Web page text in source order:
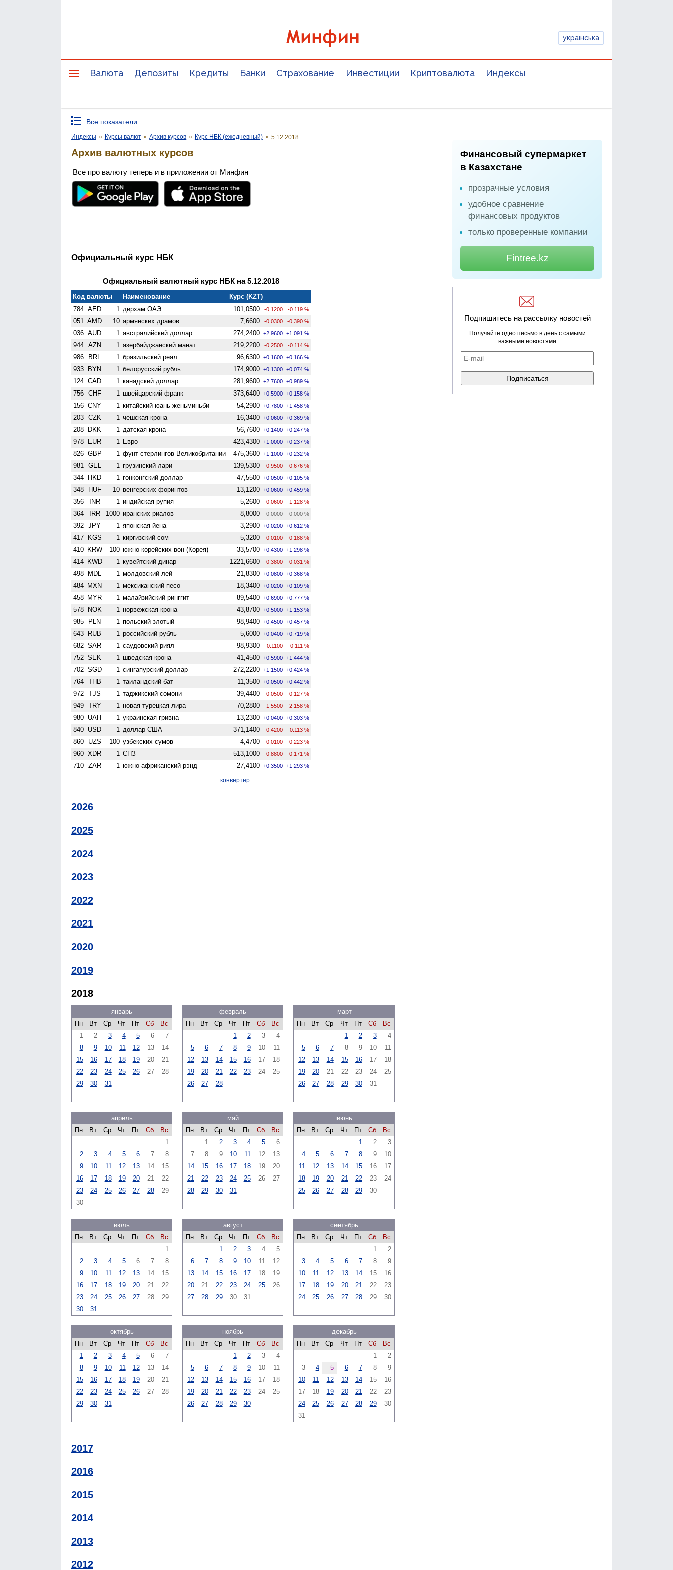
українська
Валюта Депозиты Кредиты Банки Страхование Инвестиции Криптовалюта Индексы
Все показатели
Индексы » Курсы валют » Архив курсов » Курс НБК (ежедневный) » 5.12.2018
Архив валютных курсов
Все про валюту теперь и в приложении от Минфин
Официальный курс НБК
Официальный валютный курс НБК на 5.12.2018
Код валюты Наименование
Курс (KZT)
784 AED 1 дирхам ОАЭ 101,0500 -0.1200 -0.119 %
051 AMD 10 армянских драмов 7,6600 -0.0300 -0.390 %
036 AUD 1 австралийский доллар 274,2400 +2.9600 +1.091 %
944 AZN 1 азербайджанский манат 219,2200 -0.2500 -0.114 %
986 BRL 1 бразильский реал 96,6300 +0.1600 +0.166 %
933 BYN 1 белорусский рубль 174,9000 +0.1300 +0.074 %
124 CAD 1 канадский доллар 281,9600 +2.7600 +0.989 %
756 CHF 1 швейцарский франк 373,6400 +0.5900 +0.158 %
156 CNY 1 китайский юань женьминьби 54,2900 +0.7800 +1.458 %
203 CZK 1 чешская крона 16,3400 +0.0600 +0.369 %
208 DKK 1 датская крона 56,7600 +0.1400 +0.247 %
978 EUR 1 Евро 423,4300 +1.0000 +0.237 %
826 GBP 1 фунт стерлингов Велико­британии 475,3600 +1.1000 +0.232 %
981 GEL 1 грузинский лари 139,5300 -0.9500 -0.676 %
344 HKD 1 гонконгский доллар 47,5500 +0.0500 +0.105 %
348 HUF 10 венгерских форинтов 13,1200 +0.0600 +0.459 %
356 INR 1 индийская рупия 5,2600 -0.0600 -1.128 %
364 IRR 1000 иранских риалов 8,8000 0.0000 0.000 %
392 JPY 1 японская йена 3,2900 +0.0200 +0.612 %
417 KGS 1 киргизский сом 5,3200 -0.0100 -0.188 %
410 KRW 100 южно-корейских вон (Корея) 33,5700 +0.4300 +1.298 %
414 KWD 1 кувейтский динар 1221,6600 -0.3800 -0.031 %
498 MDL 1 молдовский лей 21,8300 +0.0800 +0.368 %
484 MXN 1 мексиканский песо 18,3400 +0.0200 +0.109 %
458 MYR 1 малайзийский ринггит 89,5400 +0.6900 +0.777 %
578 NOK 1 норвежская крона 43,8700 +0.5000 +1.153 %
985 PLN 1 польский злотый 98,9400 +0.4500 +0.457 %
643 RUB 1 российский рубль 5,6000 +0.0400 +0.719 %
682 SAR 1 саудовский риял 98,9300 -0.1100 -0.111 %
752 SEK 1 шведская крона 41,4500 +0.5900 +1.444 %
702 SGD 1 сингапурский доллар 272,2200 +1.1500 +0.424 %
764 THB 1 таиландский бат 11,3500 +0.0500 +0.442 %
972 TJS 1 таджикский сомони 39,4400 -0.0500 -0.127 %
949 TRY 1 новая турецкая лира 70,2800 -1.5500 -2.158 %
980 UAH 1 украинская гривна 13,2300 +0.0400 +0.303 %
840 USD 1 доллар США 371,1400 -0.4200 -0.113 %
860 UZS 100 узбекских сумов 4,4700 -0.0100 -0.223 %
960 XDR 1 СПЗ 513,1000 -0.8800 -0.171 %
710 ZAR 1 южно-африканский рэнд 27,4100 +0.3500 +1.293 %
конвертер
2026
2025
2024
2023
2022
2021
2020
2019
2018
январь
Пн
Вт Ср Чт Пт Сб
Вс
1
2 3 4 5 6
7
8
9 10 11 12 13
14
15
16 17 18 19 20
21
22
23 24 25 26 27
28
29
30 31
февраль
Пн
Вт Ср Чт Пт Сб
Вс
1
2 3
4
5
6 7 8 9 10
11
12
13 14 15 16 17
18
19
20 21 22 23 24
25
26
27 28
март
Пн
Вт Ср Чт Пт Сб
Вс
1
2 3
4
5
6 7 8 9 10
11
12
13 14 15 16 17
18
19
20 21 22 23 24
25
26
27 28 29 30 31
апрель
Пн
Вт Ср Чт Пт Сб
Вс
1
2
3 4 5 6 7
8
9
10 11 12 13 14
15
16
17 18 19 20 21
22
23
24 25 26 27 28
29
30
май
Пн
Вт Ср Чт Пт Сб
Вс
1
2 3 4 5
6
7
8 9 10 11 12
13
14
15 16 17 18 19
20
21
22 23 24 25 26
27
28
29 30 31
июнь
Пн
Вт Ср Чт Пт Сб
Вс
1
2
3
4
5 6 7 8 9
10
11
12 13 14 15 16
17
18
19 20 21 22 23
24
25
26 27 28 29 30
июль
Пн
Вт Ср Чт Пт Сб
Вс
1
2
3 4 5 6 7
8
9
10 11 12 13 14
15
16
17 18 19 20 21
22
23
24 25 26 27 28
29
30
31
август
Пн
Вт Ср Чт Пт Сб
Вс
1
2 3 4
5
6
7 8 9 10 11
12
13
14 15 16 17 18
19
20
21 22 23 24 25
26
27
28 29 30 31
сентябрь
Пн
Вт Ср Чт Пт Сб
Вс
1
2
3
4 5 6 7 8
9
10
11 12 13 14 15
16
17
18 19 20 21 22
23
24
25 26 27 28 29 30
октябрь
Пн
Вт Ср Чт Пт Сб
Вс
1
2 3 4 5 6
7
8
9 10 11 12 13
14
15
16 17 18 19 20
21
22
23 24 25 26 27
28
29
30 31
ноябрь
Пн
Вт Ср Чт Пт Сб
Вс
1
2 3
4
5
6 7 8 9 10
11
12
13 14 15 16 17
18
19
20 21 22 23 24
25
26
27 28 29 30
декабрь
Пн
Вт Ср Чт Пт Сб
Вс
1
2
3
4 5 6 7 8
9
10
11 12 13 14 15
16
17
18 19 20 21 22
23
24
25 26 27 28 29
30
31
2017
2016
2015
2014
2013
2012
Финансовый супермаркет
в Казахстане
прозрачные условия
удобное сравнение
финансовых продуктов
только проверенные компании
Fintree.kz
Подпишитесь на рассылку новостей
Получайте одно письмо в день с самыми
важными новостями